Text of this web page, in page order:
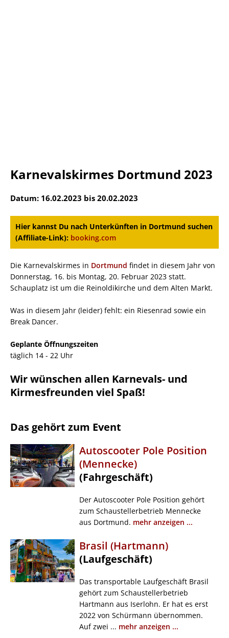
Karnevalskirmes Dortmund 2023
Datum: 16.02.2023 bis 20.02.2023
Hier kannst Du nach Unterkünften in Dortmund suchen
(Affiliate-Link): booking.com
Die Karnevalskirmes in Dortmund findet in diesem Jahr von
Donnerstag, 16. bis Montag, 20. Februar 2023 statt.
Schauplatz ist um die Reinoldikirche und dem Alten Markt.
Was in diesem Jahr (leider) fehlt: ein Riesenrad sowie ein
Break Dancer.
Geplante Öffnungszeiten
täglich 14 - 22 Uhr
Wir wünschen allen Karnevals- und
Kirmesfreunden viel Spaß!
Das gehört zum Event
Autoscooter Pole Position
(Mennecke)
(Fahrgeschäft)
Der Autoscooter Pole Position gehört
zum Schaustellerbetrieb Mennecke
aus Dortmund. mehr anzeigen ...
Brasil (Hartmann)
(Laufgeschäft)
Das transportable Laufgeschäft Brasil
gehört zum Schaustellerbetrieb
Hartmann aus Iserlohn. Er hat es erst
2022 von Schürmann übernommen.
Auf zwei ... mehr anzeigen ...